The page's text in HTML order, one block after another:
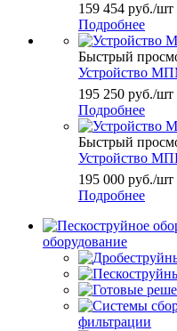
159 454 руб./шт
Подробнее
Быстрый
Устройство
195 250 руб./шт
Подробнее
Быстрый
Устройство
195 000 руб./шт
Подробнее
оборудование
фильтрации